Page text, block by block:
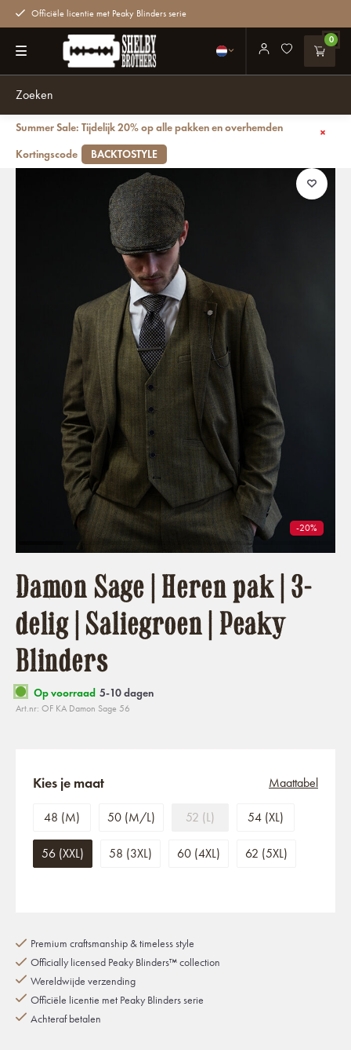
Officiële licentie met Peaky Blinders serie
0
Summer Sale: Tijdelijk 20% op alle pakken en overhemden
Kortingscode
BACKTOSTYLE
Damon Sage | Heren pak | 3-delig | Saliegroen | Peaky Blinders
-20%
Damon Sage | Heren pak | 3-
delig | Saliegroen | Peaky
Blinders
Op voorraad 5-10 dagen
Art.nr: OF KA Damon Sage 56
Kies je maat
48 (M) 50 (M/L) 52 (L) 54 (XL)
56 (XXL) 58 (3XL) 60 (4XL) 62 (5XL)
Maattabel
Premium craftsmanship & timeless style
Officially licensed Peaky Blinders™ collection
Wereldwijde verzending
Officiële licentie met Peaky Blinders serie
Achteraf betalen